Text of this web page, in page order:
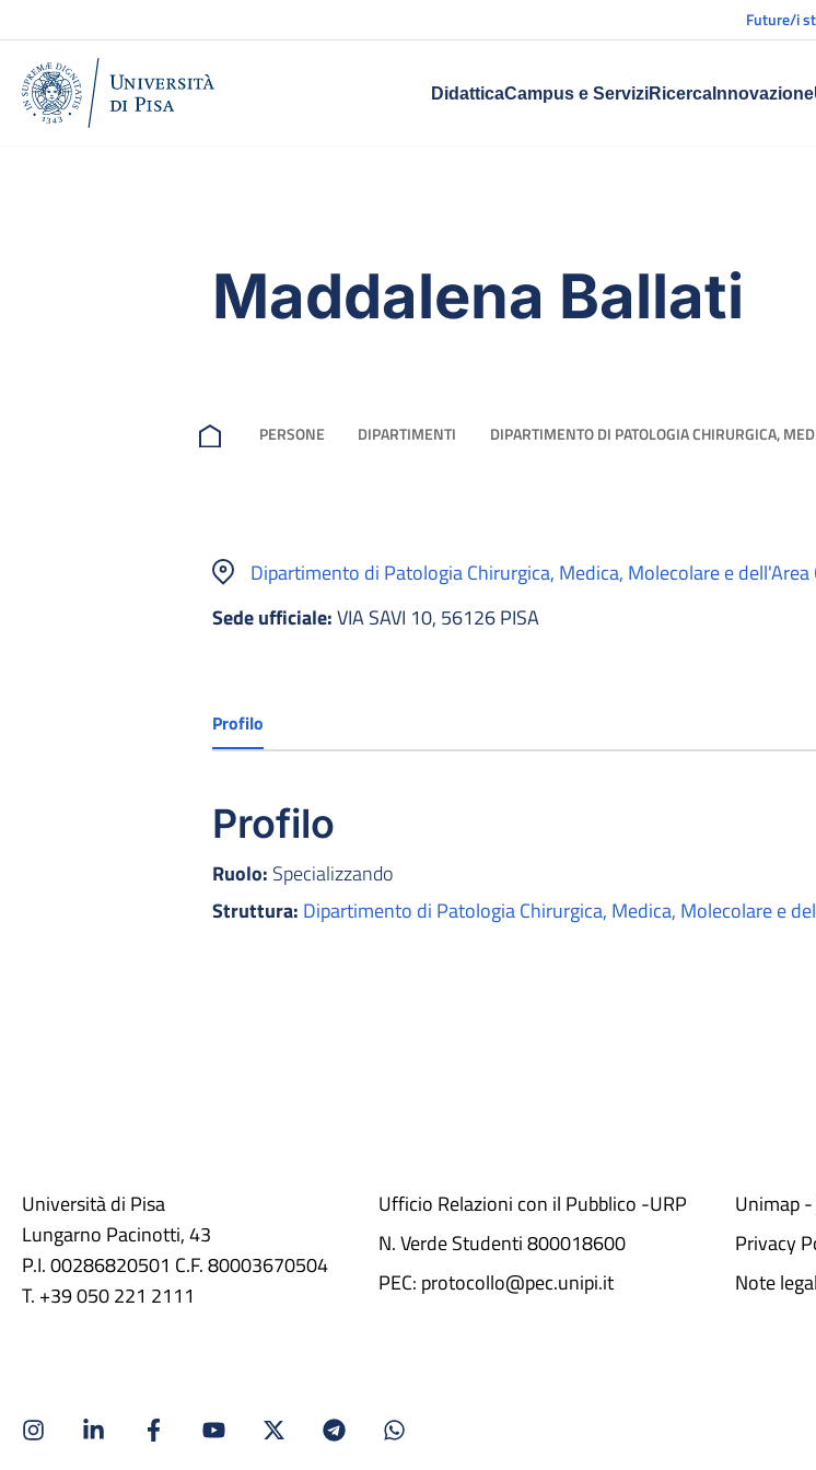
Future/i
DidatticaCampus e ServiziRicercaInnovazione
Maddalena Ballati
PERSONE DIPARTIMENTI DIPARTIMENTO DI PATOLOGIA CHIRURGICA,
Dipartimento di Patologia Chirurgica, Medica, Molecolare e dell'Area
Sede ufficiale:VIA SAVI 10, 56126 PISA
Profilo
Profilo
Ruolo: Specializzando
Struttura: Dipartimento di Patologia Chirurgica, Medica, Molecolare e
Università di Pisa
Lungarno Pacinotti, 43
P.I. 00286820501 C.F. 80003670504
T. +39 050 221 2111
Ufficio Relazioni con il Pubblico -URP
N. Verde Studenti 800018600​
PEC: protocollo@pec.unipi.it
Unimap
Privacy
Note